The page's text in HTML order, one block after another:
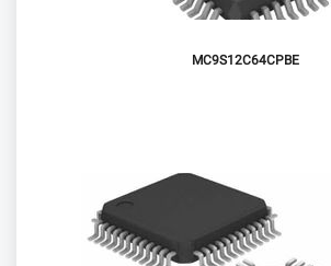
MC9S12C64CPBE